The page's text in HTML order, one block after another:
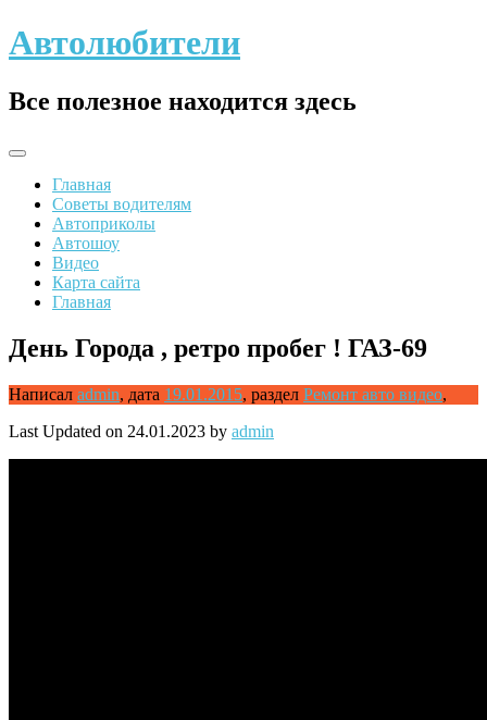
Skip
to
Автолюбители
Все полезное находится здесь
Главная
Советы водителям
Автоприколы
Автошоу
Видео
Карта сайта
Главная
День Города , ретро пробег ! ГАЗ-69
Написал admin, дата 19.01.2015, раздел Ремонт авто видео,
Last Updated on 24.01.2023 by admin